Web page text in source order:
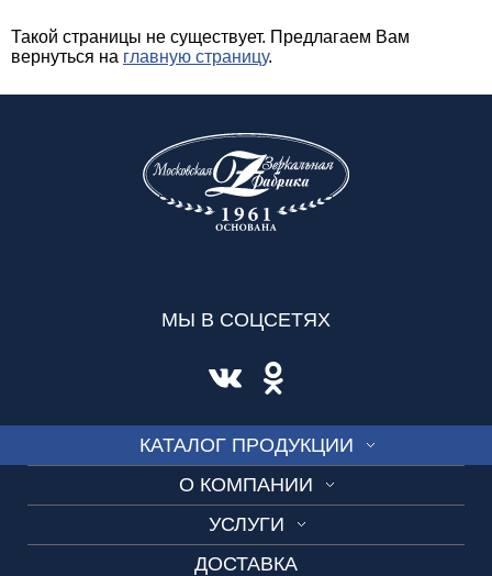
Такой страницы не существует. Предлагаем Вам
вернуться на главную страницу.
КАТАЛОГ ПРОДУКЦИИ
О КОМПАНИИ
УСЛУГИ
Изготовление по шаблону
ДОСТАВКА
МЫ В СОЦСЕТЯХ